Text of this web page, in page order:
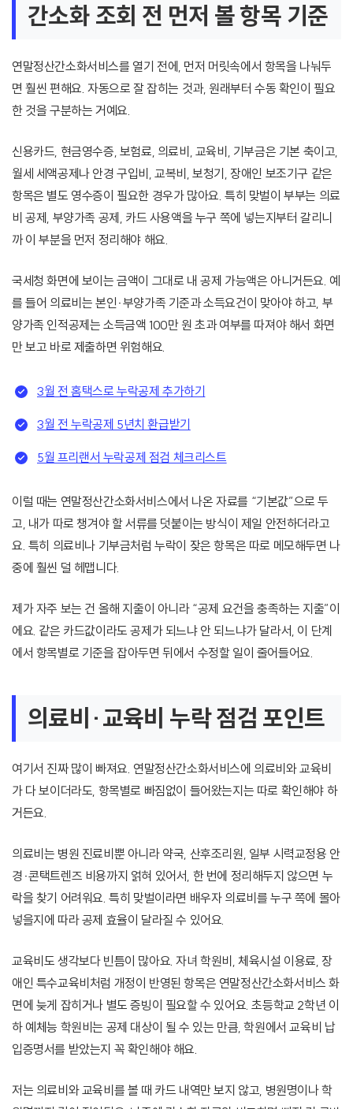
간소화 조회 전 먼저 볼 항목 기준
연말정산간소화서비스를 열기 전에, 먼저 머릿속에서 항목을 나눠두
면 훨씬 편해요. 자동으로 잘 잡히는 것과, 원래부터 수동 확인이 필요
한 것을 구분하는 거예요.
신용카드, 현금영수증, 보험료, 의료비, 교육비, 기부금은 기본 축이고,
월세 세액공제나 안경 구입비, 교복비, 보청기, 장애인 보조기구 같은
항목은 별도 영수증이 필요한 경우가 많아요. 특히 맞벌이 부부는 의료
비 공제, 부양가족 공제, 카드 사용액을 누구 쪽에 넣는지부터 갈리니
까 이 부분을 먼저 정리해야 해요.
국세청 화면에 보이는 금액이 그대로 내 공제 가능액은 아니거든요. 예
를 들어 의료비는 본인·부양가족 기준과 소득요건이 맞아야 하고, 부
양가족 인적공제는 소득금액 100만 원 초과 여부를 따져야 해서 화면
만 보고 바로 제출하면 위험해요.
3월 전 홈택스로 누락공제 추가하기
3월 전 누락공제 5년치 환급받기
5월 프리랜서 누락공제 점검 체크리스트
이럴 때는 연말정산간소화서비스에서 나온 자료를 “기본값”으로 두
고, 내가 따로 챙겨야 할 서류를 덧붙이는 방식이 제일 안전하더라고
요. 특히 의료비나 기부금처럼 누락이 잦은 항목은 따로 메모해두면 나
중에 훨씬 덜 헤맵니다.
제가 자주 보는 건 올해 지출이 아니라 “공제 요건을 충족하는 지출”이
에요. 같은 카드값이라도 공제가 되느냐 안 되느냐가 달라서, 이 단계
에서 항목별로 기준을 잡아두면 뒤에서 수정할 일이 줄어들어요.
의료비·교육비 누락 점검 포인트
여기서 진짜 많이 빠져요. 연말정산간소화서비스에 의료비와 교육비
가 다 보이더라도, 항목별로 빠짐없이 들어왔는지는 따로 확인해야 하
거든요.
의료비는 병원 진료비뿐 아니라 약국, 산후조리원, 일부 시력교정용 안
경·콘택트렌즈 비용까지 얽혀 있어서, 한 번에 정리해두지 않으면 누
락을 찾기 어려워요. 특히 맞벌이라면 배우자 의료비를 누구 쪽에 몰아
넣을지에 따라 공제 효율이 달라질 수 있어요.
교육비도 생각보다 빈틈이 많아요. 자녀 학원비, 체육시설 이용료, 장
애인 특수교육비처럼 개정이 반영된 항목은 연말정산간소화서비스 화
면에 늦게 잡히거나 별도 증빙이 필요할 수 있어요. 초등학교 2학년 이
하 예체능 학원비는 공제 대상이 될 수 있는 만큼, 학원에서 교육비 납
입증명서를 받았는지 꼭 확인해야 해요.
저는 의료비와 교육비를 볼 때 카드 내역만 보지 않고, 병원명이나 학